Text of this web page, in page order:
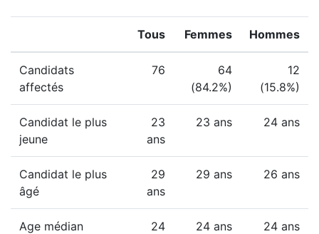
Tous Femmes Hommes
Candidats
affectés
76
64
(84.2%)
12
(15.8%)
Candidat le plus
jeune
23
ans
23 ans 24 ans
Candidat le plus
âgé
29
ans
29 ans 26 ans
Age médian
24
24 ans 24 ans